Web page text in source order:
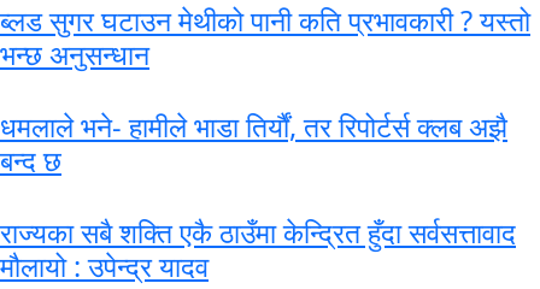
ब्लड सुगर घटाउन मेथीको पानी कति प्रभावकारी ? यस्तो
भन्छ अनुसन्धान
धमलाले भने- हामीले भाडा तिर्यौं, तर रिपोर्टर्स क्लब अझै
बन्द छ
राज्यका सबै शक्ति एकै ठाउँमा केन्द्रित हुँदा सर्वसत्तावाद
मौलायो : उपेन्द्र यादव